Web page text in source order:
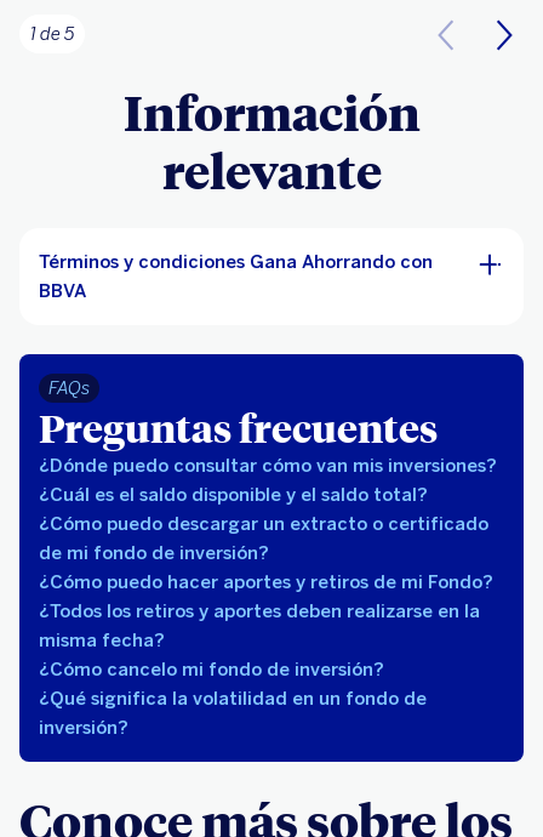
1 de 5
Información
relevante
Términos y condiciones Gana Ahorrando con
BBVA
FAQs
Preguntas frecuentes
¿Dónde puedo consultar cómo van mis inversiones?
¿Cuál es el saldo disponible y el saldo total?
¿Cómo puedo descargar un extracto o certificado
de mi fondo de inversión?
¿Cómo puedo hacer aportes y retiros de mi Fondo?
¿Todos los retiros y aportes deben realizarse en la
misma fecha?
¿Cómo cancelo mi fondo de inversión?
¿Qué significa la volatilidad en un fondo de
inversión?
Conoce más sobre los